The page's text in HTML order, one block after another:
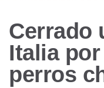
Cerrado
Italia
perros